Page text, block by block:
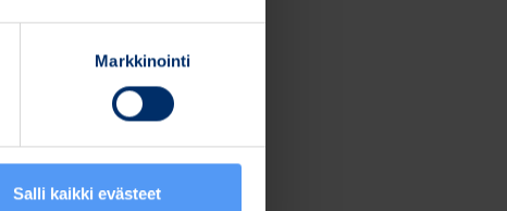
Markkinointi
Salli kaikki evästeet